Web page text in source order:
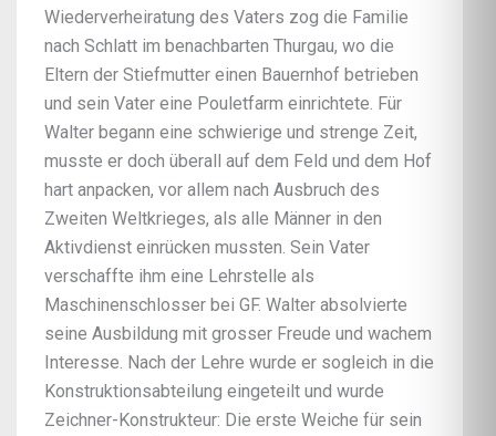
Wiederverheiratung des Vaters zog die Familie
nach Schlatt im benachbarten Thurgau, wo die
Eltern der Stiefmutter einen Bauernhof betrieben
und sein Vater eine Pouletfarm einrichtete. Für
Walter begann eine schwierige und strenge Zeit,
musste er doch überall auf dem Feld und dem Hof
hart anpacken, vor allem nach Ausbruch des
Zweiten Weltkrieges, als alle Männer in den
Aktivdienst einrücken mussten. Sein Vater
verschaffte ihm eine Lehrstelle als
Maschinenschlosser bei GF. Walter absolvierte
seine Ausbildung mit grosser Freude und wachem
Interesse. Nach der Lehre wurde er sogleich in die
Konstruktionsabteilung eingeteilt und wurde
Zeichner-Konstrukteur: Die erste Weiche für sein